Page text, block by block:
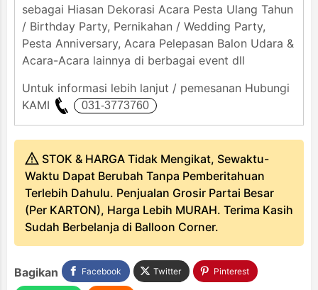
sebagai Hiasan Dekorasi Acara Pesta Ulang Tahun
/ Birthday Party, Pernikahan / Wedding Party,
Pesta Anniversary, Acara Pelepasan Balon Udara &
Acara-Acara lainnya di berbagai event dll
Untuk informasi lebih lanjut / pemesanan Hubungi
KAMI
STOK & HARGA Tidak Mengikat, Sewaktu-
Waktu Dapat Berubah Tanpa Pemberitahuan
Terlebih Dahulu. Penjualan Grosir Partai Besar
(Per KARTON), Harga Lebih MURAH. Terima Kasih
Sudah Berbelanja di Balloon Corner.
Bagikan Facebook Twitter Pinterest